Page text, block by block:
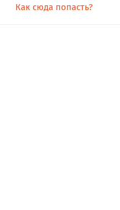
Как сюда попасть?